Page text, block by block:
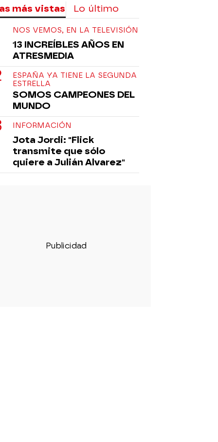
más vistas Lo último
NOS VEMOS, EN LA TELEVISIÓN
13 INCREÍBLES AÑOS EN
ATRESMEDIA
ESPAÑA YA TIENE LA SEGUNDA
ESTRELLA
SOMOS CAMPEONES DEL
MUNDO
INFORMACIÓN
Jota Jordi: "Flick
transmite que sólo
quiere a Julián Alvarez"